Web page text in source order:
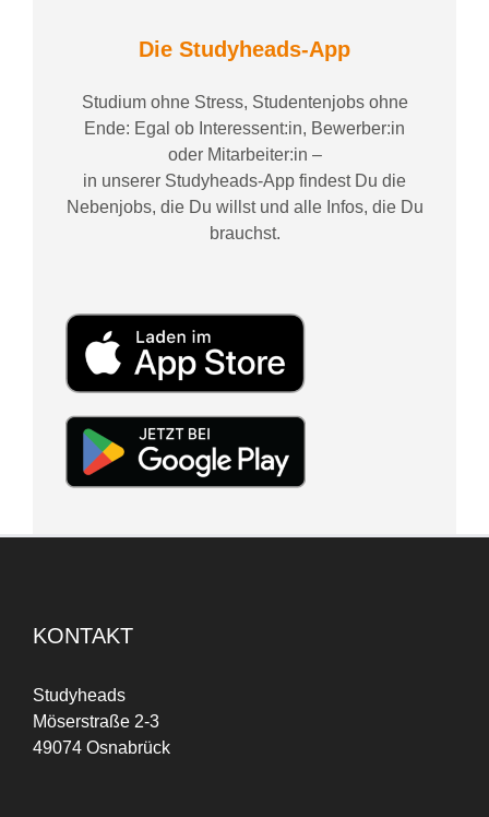
Die Studyheads-App
Studium ohne Stress, Studentenjobs ohne
Ende: Egal ob Interessent:in, Bewerber:in
oder Mitarbeiter:in –
in unserer Studyheads-App findest Du die
Nebenjobs, die Du willst und alle Infos, die Du
brauchst.
KONTAKT
Studyheads
Möserstraße 2-3
49074 Osnabrück